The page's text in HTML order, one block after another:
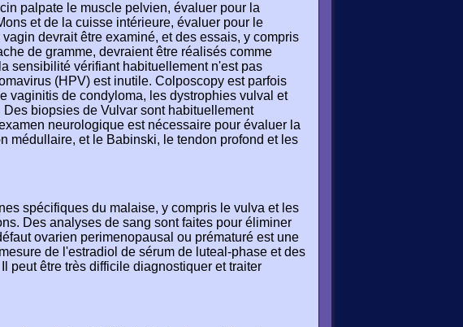
palpate le muscle pelvien, évaluer pour la
et de la cuisse intérieure, évaluer pour le
devrait être examiné, et des essais, y compris
de gramme, devraient être réalisés comme
sensibilité vérifiant habituellement n'est pas
(HPV) est inutile. Colposcopy est parfois
vaginitis de condyloma, les dystrophies vulval et
biopsies de Vulvar sont habituellement
neurologique est nécessaire pour évaluer la
médullaire, et le Babinski, le tendon profond et les
spécifiques du malaise, y compris le vulva et les
Des analyses de sang sont faites pour éliminer
ovarien perimenopausal ou prématuré est une
de l'estradiol de sérum de luteal-phase et des
peut être très difficile diagnostiquer et traiter